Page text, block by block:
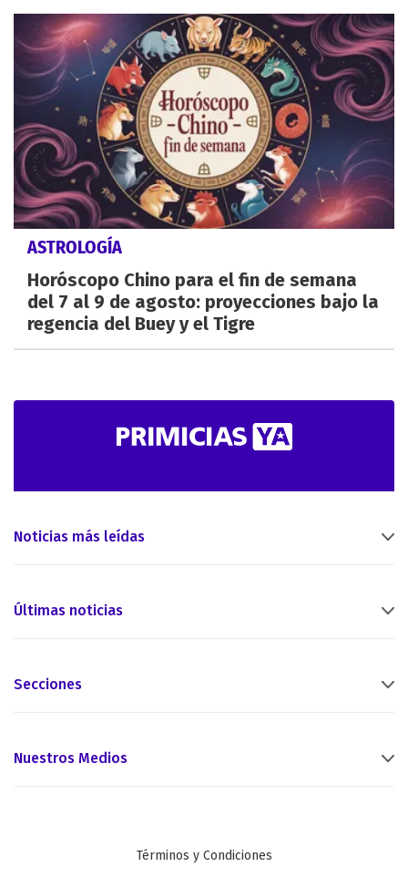
ASTROLOGÍA
Horóscopo Chino para el fin de semana
del 7 al 9 de agosto: proyecciones bajo la
regencia del Buey y el Tigre
Noticias más leídas
Últimas noticias
Secciones
Nuestros Medios
Términos y Condiciones